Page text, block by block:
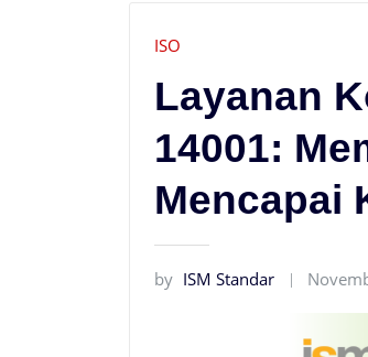
ISO
Layanan
14001:
Mencapai
by ISM Standar